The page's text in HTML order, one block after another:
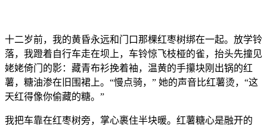
十二岁前，我的黄昏永远和门口那棵红枣树绑在一起。放学铃
落，我蹬着自行车走在坝上，车铃惊飞枝桠的雀，抬头先撞见
姥姥倚门的影：藏青布衫挽着袖，温黄的手攥块刚出锅的红
薯，糖油渗在旧围裙上。“慢点骑，” 她的声音比红薯烫，“这
天红得像你偷藏的糖。”
我把车靠在红枣树旁，掌心裹住半块暖。红薯糖心是融开的